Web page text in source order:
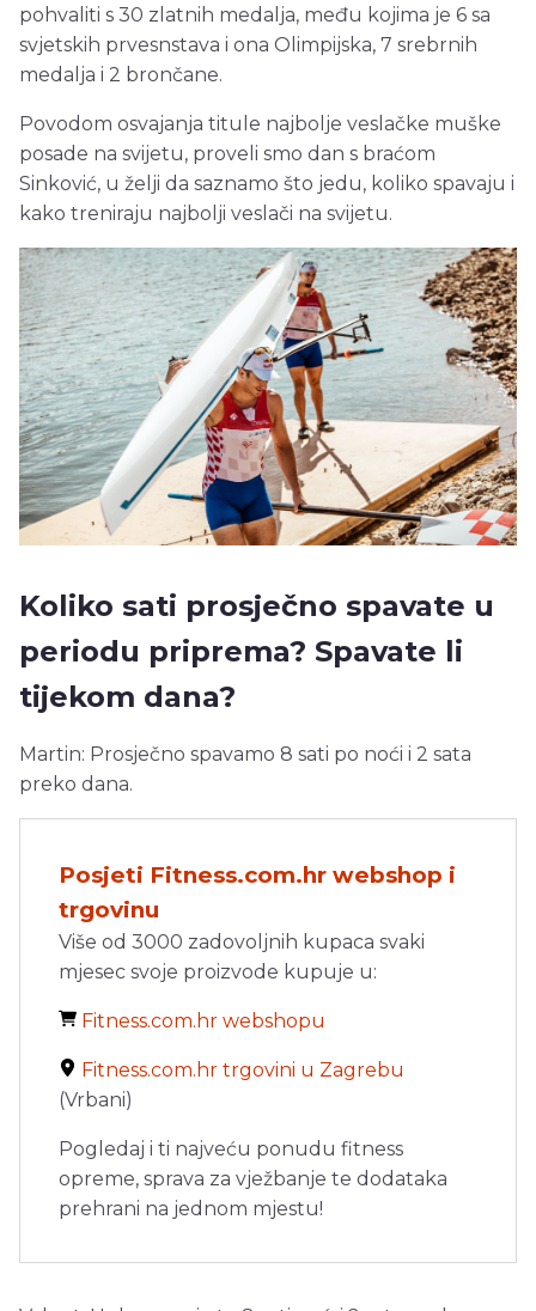
pohvaliti s 30 zlatnih medalja, među kojima je 6 sa
svjetskih prvesnstava i ona Olimpijska, 7 srebrnih
medalja i 2 brončane.
Povodom osvajanja titule najbolje veslačke muške
posade na svijetu, proveli smo dan s braćom
Sinković, u želji da saznamo što jedu, koliko spavaju i
kako treniraju najbolji veslači na svijetu.
Koliko sati prosječno spavate u
periodu priprema? Spavate li
tijekom dana?
Martin: Prosječno spavamo 8 sati po noći i 2 sata
preko dana.
Posjeti Fitness.com.hr webshop i
trgovinu
Više od 3000 zadovoljnih kupaca svaki
mjesec svoje proizvode kupuje u:
Fitness.com.hr webshopu
Fitness.com.hr trgovini u Zagrebu
(Vrbani)
Pogledaj i ti najveću ponudu fitness
opreme, sprava za vježbanje te dodataka
prehrani na jednom mjestu!